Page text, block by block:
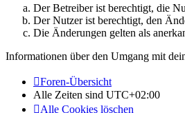
Der Betreiber ist berechtigt, die
Der Nutzer ist berechtigt, den
Die Änderungen gelten als
Informationen über den Umgang mit
Foren-Übersicht
Alle Zeiten sind UTC+02:00
Alle Cookies löschen